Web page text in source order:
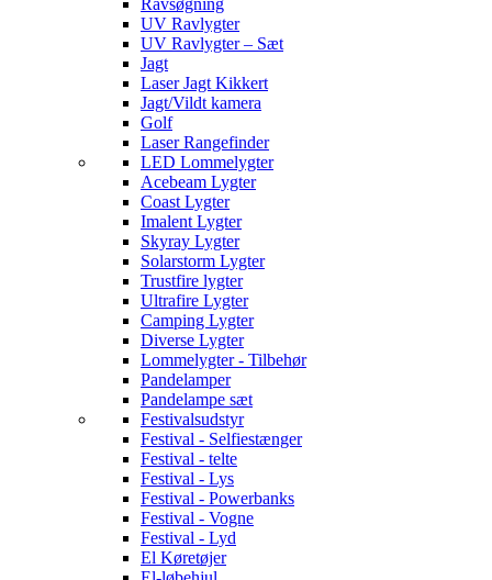
Ravsøgning
UV Ravlygter
UV Ravlygter – Sæt
Jagt
Laser Jagt Kikkert
Jagt/Vildt kamera
Golf
Laser Rangefinder
LED Lommelygter
Acebeam Lygter
Coast Lygter
Imalent Lygter
Skyray Lygter
Solarstorm Lygter
Trustfire lygter
Ultrafire Lygter
Camping Lygter
Diverse Lygter
Lommelygter - Tilbehør
Pandelamper
Pandelampe sæt
Festivalsudstyr
Festival - Selfiestænger
Festival - telte
Festival - Lys
Festival - Powerbanks
Festival - Vogne
Festival - Lyd
El Køretøjer